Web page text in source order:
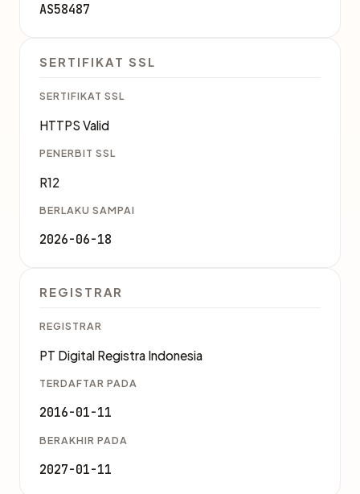
AS58487
SERTIFIKAT SSL
SERTIFIKAT SSL
HTTPS Valid
PENERBIT SSL
R12
BERLAKU SAMPAI
2026-06-18
REGISTRAR
REGISTRAR
PT Digital Registra Indonesia
TERDAFTAR PADA
2016-01-11
BERAKHIR PADA
2027-01-11